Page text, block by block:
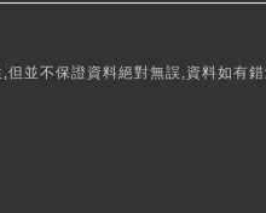
並不保證資料絕對無誤,資料如有